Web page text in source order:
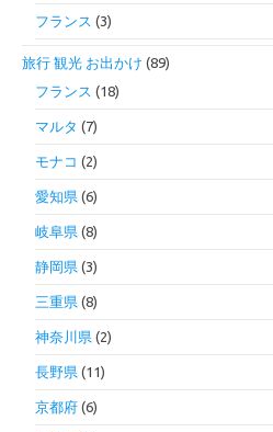
フランス (3)
旅行 観光 お出かけ (89)
フランス (18)
マルタ (7)
モナコ (2)
愛知県 (6)
岐阜県 (8)
静岡県 (3)
三重県 (8)
神奈川県 (2)
長野県 (11)
京都府 (6)